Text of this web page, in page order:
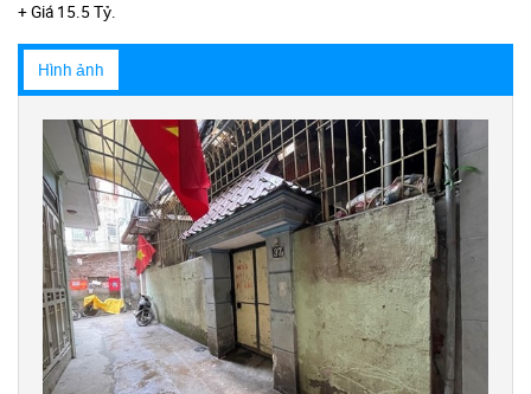
+ Giá 15.5 Tỷ.
Hình ảnh